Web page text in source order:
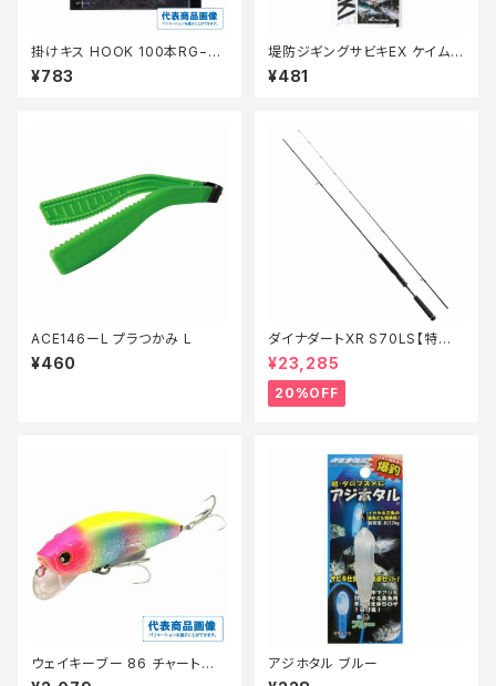
掛けキス HOOK 100本RG−N
K1N【継続セール_仕掛】
¥783
堤防ジギングサビキEX ケイムラ
リアルシラス2本FS702ーS
¥481
ACE146ーL プラつかみ L
¥460
ダイナダートXR S70LS【特価
ロッド】【20】
¥23,285
20%OFF
ウェイキーブー 86 チャートヘッ
ドボラ
アジホタル ブルー